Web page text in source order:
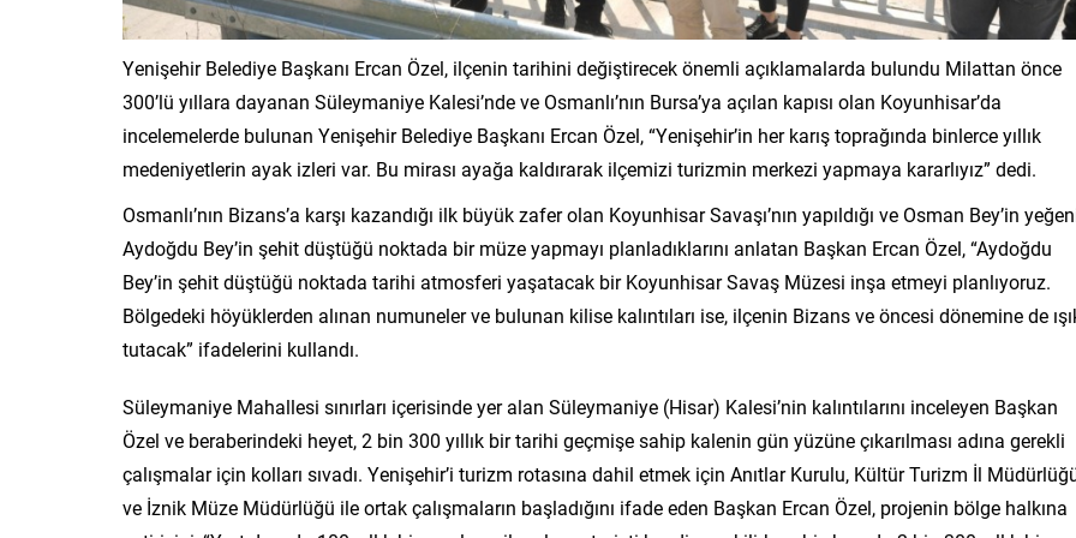
Yenişehir Belediye Başkanı Ercan Özel, ilçenin tarihini değiştirecek önemli açıklamalarda bulundu Milattan önce
300’lü yıllara dayanan Süleymaniye Kalesi’nde ve Osmanlı’nın Bursa’ya açılan kapısı olan Koyunhisar’da
incelemelerde bulunan Yenişehir Belediye Başkanı Ercan Özel, “Yenişehir’in her karış toprağında binlerce yıllık
medeniyetlerin ayak izleri var. Bu mirası ayağa kaldırarak ilçemizi turizmin merkezi yapmaya kararlıyız” dedi.
Osmanlı’nın Bizans’a karşı kazandığı ilk büyük zafer olan Koyunhisar Savaşı’nın yapıldığı ve Osman Bey’in
Aydoğdu Bey’in şehit düştüğü noktada bir müze yapmayı planladıklarını anlatan Başkan Ercan Özel, “Aydoğdu
Bey’in şehit düştüğü noktada tarihi atmosferi yaşatacak bir Koyunhisar Savaş Müzesi inşa etmeyi planlıyoruz.
Bölgedeki höyüklerden alınan numuneler ve bulunan kilise kalıntıları ise, ilçenin Bizans ve öncesi dönemine de
tutacak” ifadelerini kullandı.
Süleymaniye Mahallesi sınırları içerisinde yer alan Süleymaniye (Hisar) Kalesi’nin kalıntılarını inceleyen Başkan
Özel ve beraberindeki heyet, 2 bin 300 yıllık bir tarihi geçmişe sahip kalenin gün yüzüne çıkarılması adına gerekli
çalışmalar için kolları sıvadı. Yenişehir’i turizm rotasına dahil etmek için Anıtlar Kurulu, Kültür Turizm İl
ve İznik Müze Müdürlüğü ile ortak çalışmaların başladığını ifade eden Başkan Ercan Özel, projenin bölge halkına